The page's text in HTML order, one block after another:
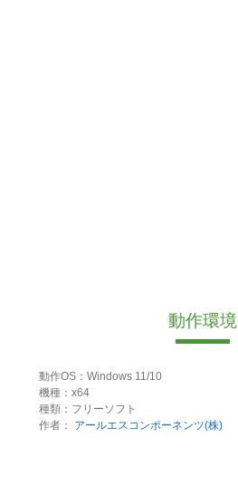
動作環境
動作OS：Windows 11/10
機種：x64
種類：フリーソフト
作者：
アールエスコンポーネンツ(株)